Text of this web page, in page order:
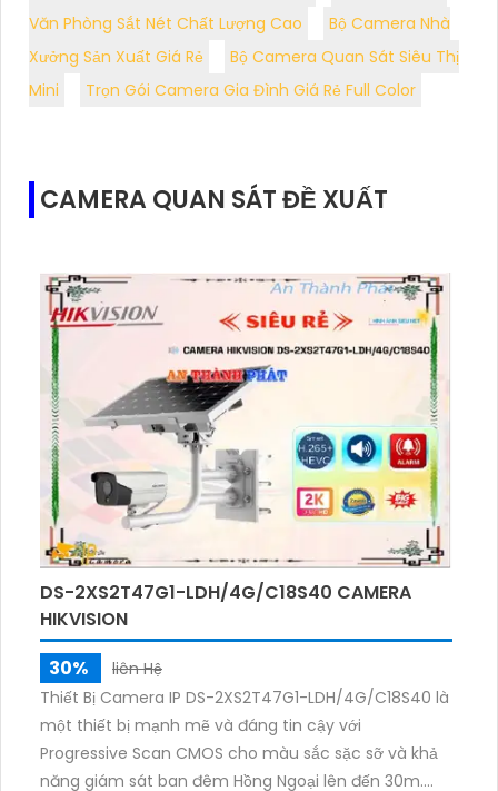
Văn Phòng Sắt Nét Chất Lượng Cao
Bộ Camera Nhà
Xưởng Sản Xuất Giá Rẻ
Bộ Camera Quan Sát Siêu Thị
Mini
Trọn Gói Camera Gia Đình Giá Rẻ Full Color
CAMERA QUAN SÁT ĐỀ XUẤT
DS-2XS2T47G1-LDH/4G/C18S40 CAMERA
HIKVISION
30%
liên Hệ
Thiết Bị Camera IP DS-2XS2T47G1-LDH/4G/C18S40 là
một thiết bị mạnh mẽ và đáng tin cậy với
Progressive Scan CMOS cho màu sắc sặc sỡ và khả
năng giám sát ban đêm Hồng Ngoại lên đến 30m.